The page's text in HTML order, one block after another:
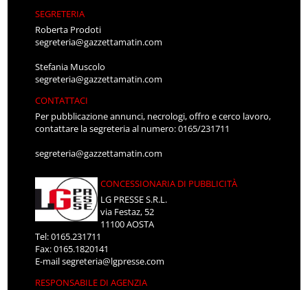
SEGRETERIA
Roberta Prodoti
segreteria@gazzettamatin.com
Stefania Muscolo
segreteria@gazzettamatin.com
CONTATTACI
Per pubblicazione annunci, necrologi, offro e cerco lavoro,
contattare la segreteria al numero: 0165/231711
segreteria@gazzettamatin.com
CONCESSIONARIA DI PUBBLICITÀ
LG PRESSE S.R.L.
via Festaz, 52
11100 AOSTA
Tel: 0165.231711
Fax: 0165.1820141
E-mailsegreteria@lgpresse.com
RESPONSABILE DI AGENZIA